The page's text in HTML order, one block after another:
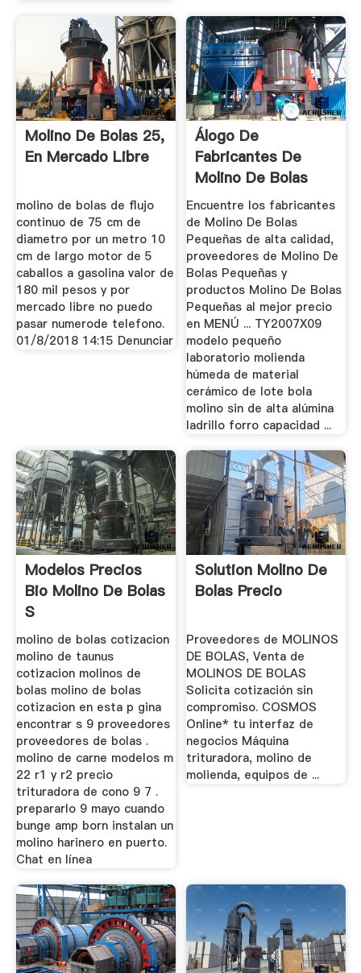
Molino De Bolas 25,
En Mercado Libre
molino de bolas de flujo
continuo de 75 cm de
diametro por un metro 10
cm de largo motor de 5
caballos a gasolina valor de
180 mil pesos y por
mercado libre no puedo
pasar numerode telefono.
01/8/2018 14:15 Denunciar
Álogo De
Fabricantes De
Molino De Bolas
Pequeñas De ...
Encuentre los fabricantes
de Molino De Bolas
Pequeñas de alta calidad,
proveedores de Molino De
Bolas Pequeñas y
productos Molino De Bolas
Pequeñas al mejor precio
en MENÚ ... TY2007X09
modelo pequeño
laboratorio molienda
húmeda de material
cerámico de lote bola
molino sin de alta alúmina
ladrillo forro capacidad ...
Modelos Precios
Bio Molino De Bolas
S
molino de bolas cotizacion
molino de taunus
cotizacion molinos de
bolas molino de bolas
cotizacion en esta p gina
encontrar s 9 proveedores
proveedores de bolas .
molino de carne modelos m
22 r1 y r2 precio
trituradora de cono 9 7 .
prepararlo 9 mayo cuando
bunge amp born instalan un
molino harinero en puerto.
Chat en línea
Solution Molino De
Bolas Precio
Proveedores de MOLINOS
DE BOLAS, Venta de
MOLINOS DE BOLAS
Solicita cotización sin
compromiso. COSMOS
Online* tu interfaz de
negocios Máquina
trituradora, molino de
molienda, equipos de ...